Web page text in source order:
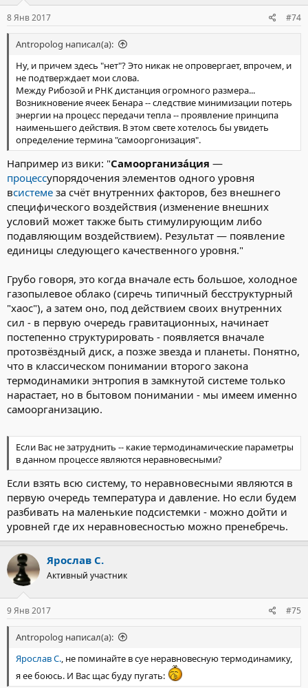
8 Янв 2017 #74
Antropolog написал(а):
Ну, и причем здесь "нет"? Это никак не опровергает, впрочем, и
не подтверждает мои слова.
Между Рибозой и РНК дистанция огромного размера...
Возникновение ячеек Бенара -- следствие минимизации потерь
энергии на процесс передачи тепла -- проявление принципа
наименьшего действия. В этом свете хотелось бы увидеть
определение термина "самооргонизация".
Например из вики: "Самоорганиза́ция —
процессупорядочения элементов одного уровня
всистеме за счёт внутренних факторов, без внешнего
специфического воздействия (изменение внешних
условий может также быть стимулирующим либо
подавляющим воздействием). Результат — появление
единицы следующего качественного уровня."
Грубо говоря, это когда вначале есть большое, холодное
газопылевое облако (сиречь типичный бесструктурный
"хаос"), а затем оно, под действием своих внутренних
сил - в первую очередь гравитационных, начинает
постепенно структурировать - появляется вначале
протозвёздный диск, а позже звезда и планеты. Понятно,
что в классическом понимании второго закона
термодинамики энтропия в замкнутой системе только
нарастает, но в бытовом понимании - мы имеем именно
самоорганизацию.
Если Вас не затруднить -- какие термодинамические параметры
в данном процессе являются неравновесными?
Если взять всю систему, то неравновесными являются в
первую очередь температура и давление. Но если будем
разбивать на маленькие подсистемки - можно дойти и
уровней где их неравновесностью можно пренебречь.
Ярослав С.
Активный участник
9 Янв 2017 #75
Antropolog написал(а):
Ярослав С., не поминайте в суе неравновесную термодинамику,
я ее боюсь. И Вас щас буду пугать: